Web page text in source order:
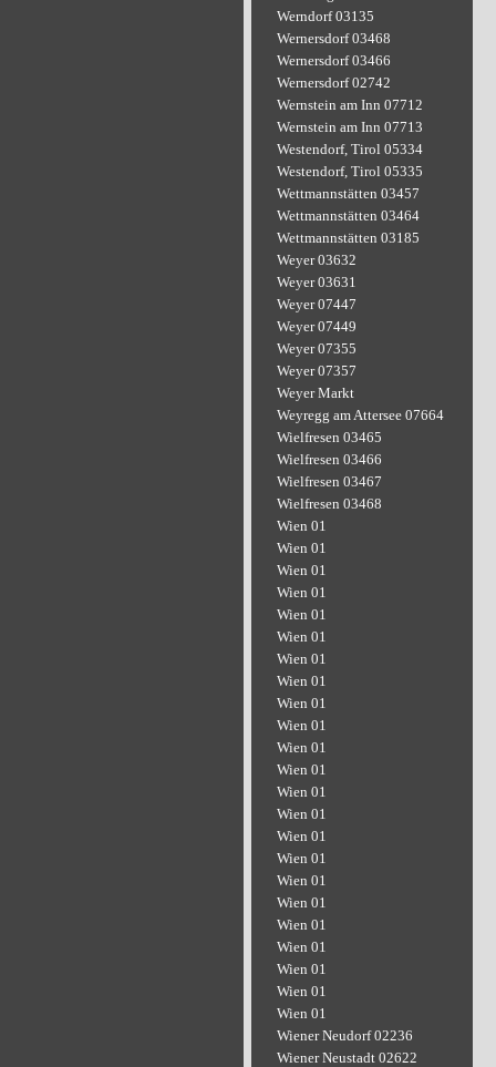
Werndorf 03135
Wernersdorf 03468
Wernersdorf 03466
Wernersdorf 02742
Wernstein am Inn 07712
Wernstein am Inn 07713
Westendorf, Tirol 05334
Westendorf, Tirol 05335
Wettmannstätten 03457
Wettmannstätten 03464
Wettmannstätten 03185
Weyer 03632
Weyer 03631
Weyer 07447
Weyer 07449
Weyer 07355
Weyer 07357
Weyer Markt
Weyregg am Attersee 07664
Wielfresen 03465
Wielfresen 03466
Wielfresen 03467
Wielfresen 03468
Wien 01
Wien 01
Wien 01
Wien 01
Wien 01
Wien 01
Wien 01
Wien 01
Wien 01
Wien 01
Wien 01
Wien 01
Wien 01
Wien 01
Wien 01
Wien 01
Wien 01
Wien 01
Wien 01
Wien 01
Wien 01
Wien 01
Wien 01
Wiener Neudorf 02236
Wiener Neustadt 02622